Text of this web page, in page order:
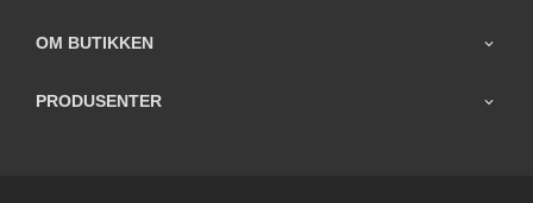
OM BUTIKKEN
PRODUSENTER